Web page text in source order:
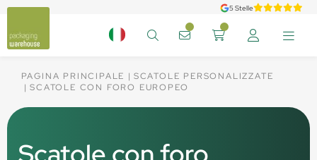
5 Stelle
PAGINA PRINCIPALE
SCATOLE PERSONALIZZATE
SCATOLE CON FORO EUROPEO